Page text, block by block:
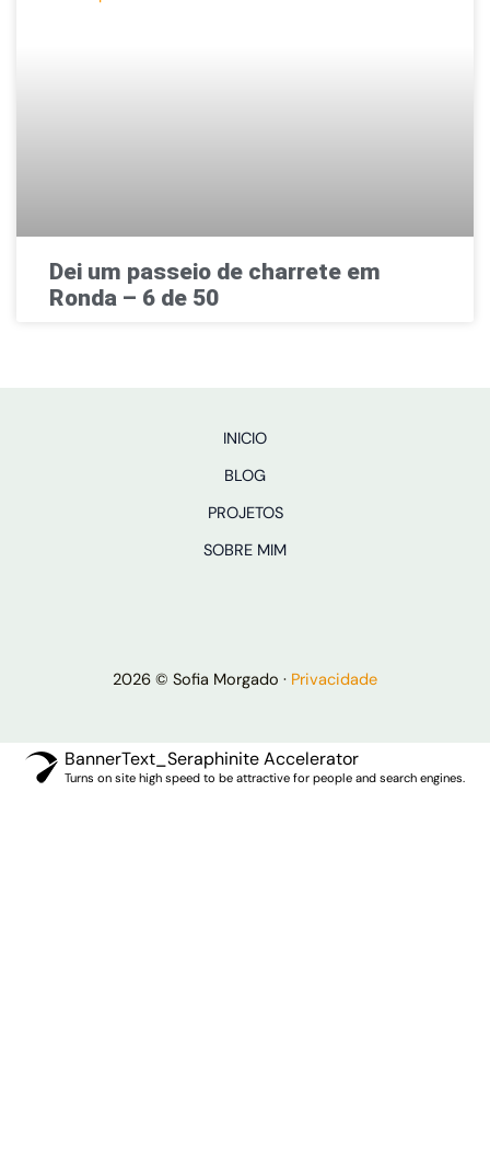
Dei um passeio de charrete em
Ronda – 6 de 50
INICIO
BLOG
PROJETOS
SOBRE MIM
2026 © Sofia Morgado · Privacidade
BannerText_Seraphinite Accelerator
Turns on site high speed to be attractive for people and search engines.